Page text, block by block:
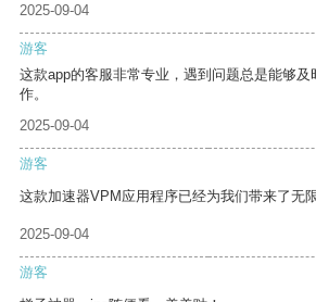
2025-09-04
游客
这款app的客服非常专业，遇到问题总是能够
作。
2025-09-04
游客
这款加速器VPM应用程序已经为我们带来了无
2025-09-04
游客